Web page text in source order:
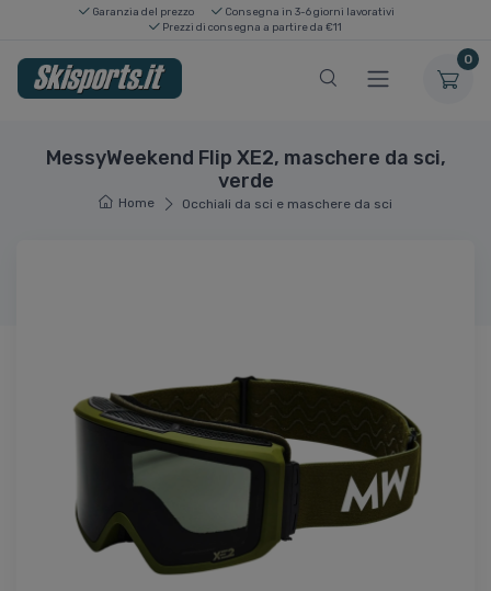
Garanzia del prezzo
Consegna in 3-6 giorni lavorativi
Prezzi di consegna a partire da €11
0
MessyWeekend Flip XE2, maschere da sci,
verde
Home Occhiali da sci e maschere da sci